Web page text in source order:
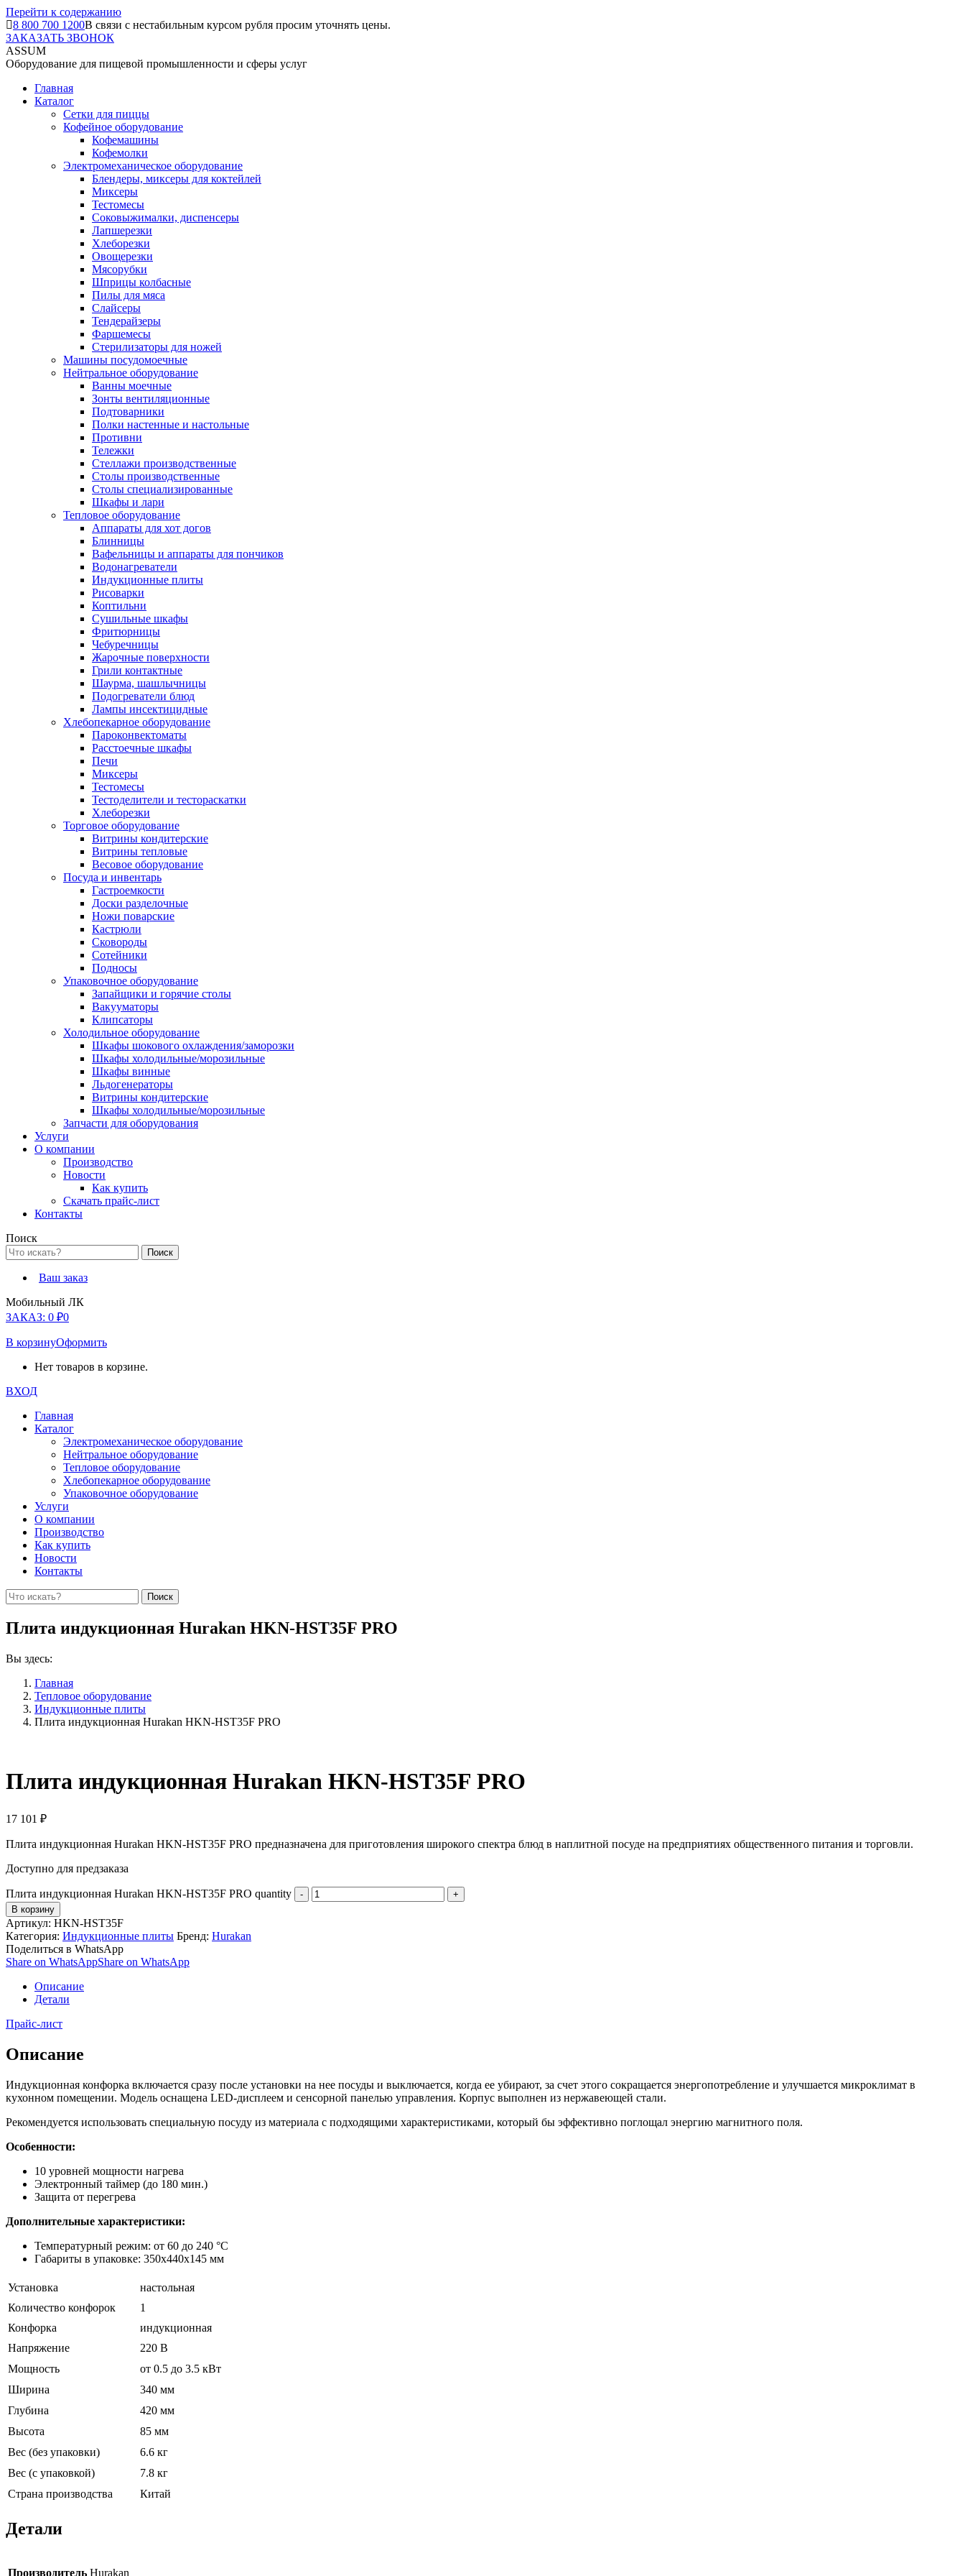
Перейти к содержанию
8 800 700 1200В связи с нестабильным курсом рубля просим уточнять цены.
ЗАКАЗАТЬ ЗВОНОК
ASSUM
Оборудование для пищевой промышленности и сферы услуг
Главная
Каталог
Сетки для пиццы
Кофейное оборудование
Кофемашины
Кофемолки
Электромеханическое оборудование
Блендеры, миксеры для коктейлей
Миксеры
Тестомесы
Соковыжималки, диспенсеры
Лапшерезки
Хлеборезки
Овощерезки
Мясорубки
Шприцы колбасные
Пилы для мяса
Слайсеры
Тендерайзеры
Фаршемесы
Стерилизаторы для ножей
Машины посудомоечные
Нейтральное оборудование
Ванны моечные
Зонты вентиляционные
Подтоварники
Полки настенные и настольные
Противни
Тележки
Стеллажи производственные
Столы производственные
Столы специализированные
Шкафы и лари
Тепловое оборудование
Аппараты для хот догов
Блинницы
Вафельницы и аппараты для пончиков
Водонагреватели
Индукционные плиты
Рисоварки
Коптильни
Сушильные шкафы
Фритюрницы
Чебуречницы
Жарочные поверхности
Грили контактные
Шаурма, шашлычницы
Подогреватели блюд
Лампы инсектицидные
Хлебопекарное оборудование
Пароконвектоматы
Расстоечные шкафы
Печи
Миксеры
Тестомесы
Тестоделители и тестораскатки
Хлеборезки
Торговое оборудование
Витрины кондитерские
Витрины тепловые
Весовое оборудование
Посуда и инвентарь
Гастроемкости
Доски разделочные
Ножи поварские
Кастрюли
Сковороды
Сотейники
Подносы
Упаковочное оборудование
Запайщики и горячие столы
Вакууматоры
Клипсаторы
Холодильное оборудование
Шкафы шокового охлаждения/заморозки
Шкафы холодильные/морозильные
Шкафы винные
Льдогенераторы
Витрины кондитерские
Шкафы холодильные/морозильные
Запчасти для оборудования
Услуги
О компании
Производство
Новости
Как купить
Скачать прайс-лист
Контакты
Поиск
Ваш заказ
Мобильный ЛК
ЗАКАЗ: 0 ₽0
В корзинуОформить
Нет товаров в корзине.
ВХОД
Главная
Каталог
Электромеханическое оборудование
Нейтральное оборудование
Тепловое оборудование
Хлебопекарное оборудование
Упаковочное оборудование
Услуги
О компании
Производство
Как купить
Новости
Контакты
Плита индукционная Hurakan HKN-HST35F PRO
Вы здесь:
Главная
Тепловое оборудование
Индукционные плиты
Плита индукционная Hurakan HKN-HST35F PRO
Плита индукционная Hurakan HKN-HST35F PRO
17 101 ₽
Плита индукционная Hurakan HKN-HST35F PRO предназначена для приготовления широкого спектра блюд в наплитной посуде на предприятиях общественного питания и торговли.
Доступно для предзаказа
Плита индукционная Hurakan HKN-HST35F PRO quantity
В корзину
Артикул: HKN-HST35F
Категория: Индукционные плиты Бренд: Hurakan
Поделиться в WhatsApp
Share on WhatsAppShare on WhatsApp
Описание
Детали
Прайс-лист
Описание
Индукционная конфорка включается сразу после установки на нее посуды и выключается, когда ее убирают, за счет этого сокращается энергопотребление и улучшается микроклимат в
кухонном помещении. Модель оснащена LED-дисплеем и сенсорной панелью управления. Корпус выполнен из нержавеющей стали.
Рекомендуется использовать специальную посуду из материала с подходящими характеристиками, который бы эффективно поглощал энергию магнитного поля.
Особенности:
10 уровней мощности нагрева
Электронный таймер (до 180 мин.)
Защита от перегрева
Дополнительные характеристики:
Температурный режим: от 60 до 240 °С
Габариты в упаковке: 350х440х145 мм
Установка
настольная
Количество конфорок
1
Конфорка
индукционная
Напряжение
220 В
Мощность
от 0.5 до 3.5 кВт
Ширина
340 мм
Глубина
420 мм
Высота
85 мм
Вес (без упаковки)
6.6 кг
Вес (с упаковкой)
7.8 кг
Страна производства
Китай
Детали
Производитель Hurakan